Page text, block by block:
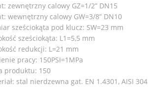
zewnętrzny calowy GZ=1/2” DN15
wewnętrzny calowy GW=3/8” DN10
sześciokąta pod klucz: SW=23 mm
sześciokąta: L1=5,5 mm
redukcji: L=21 mm
pracy: 150PSI=1MPa
produktu: 150
stal nierdzewna gat. EN 1.4301, AISI 304